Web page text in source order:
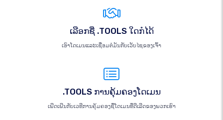
ເລືອກຊື່ .TOOLS ໃດກໍໄດ້
ເອົາໂດເມນແລະເຊື່ອມຕໍ່ມັນກັບເວັບໄຊຂອງເຈົ້າ
.TOOLS ການຄຸ້ມຄອງໂດເມນ
ເພີດເພີນກັບເວທີການຄຸ້ມຄອງຊື່ໂດເມນທີ່ດີເລີດຂອງພວກເຮົາ